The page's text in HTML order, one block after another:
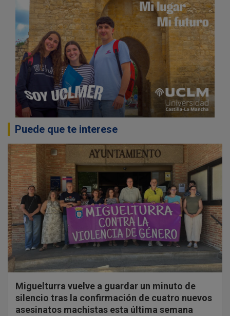
Puede que te interese
Miguelturra vuelve a guardar un minuto de
silencio tras la confirmación de cuatro nuevos
asesinatos machistas esta última semana